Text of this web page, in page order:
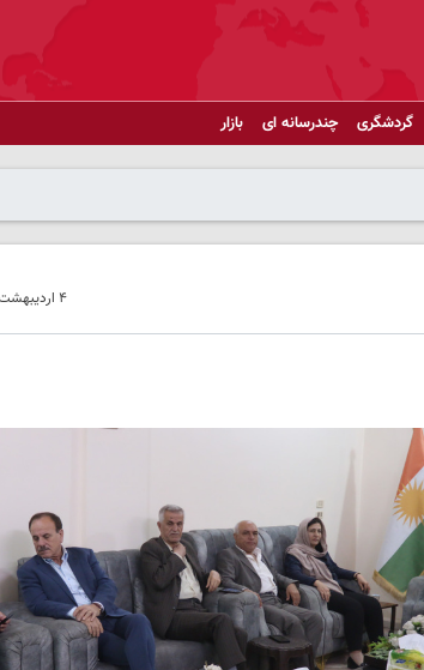
گردشگری چندرسانه ای بازار
۴ اردیبهشت ۱۴۰۴ - ۱۰:۵۰